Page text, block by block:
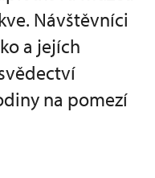
Návštěvníci
a jejích
na pomezí